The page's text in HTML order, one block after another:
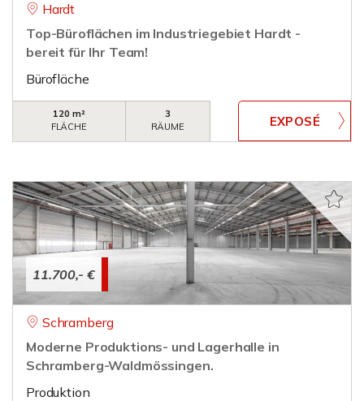
Hardt
Top-Büroflächen im Industriegebiet Hardt -
bereit für Ihr Team!
Bürofläche
120 m²
FLÄCHE
3
RÄUME
11.700,- €
Schramberg
Moderne Produktions- und Lagerhalle in
Schramberg-Waldmössingen.
Produktion